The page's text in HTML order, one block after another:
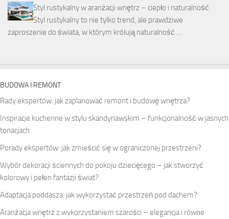
Styl rustykalny w aranżacji wnętrz – ciepło i naturalność
Styl rustykalny to nie tylko trend, ale prawdziwe
zaproszenie do świata, w którym królują naturalność …
BUDOWA I REMONT
Rady ekspertów: jak zaplanować remont i budowę wnętrza?
Inspiracje kuchenne w stylu skandynawskim – funkcjonalność w jasnych
tonacjach
Porady ekspertów: jak zmieścić się w ograniczonej przestrzeni?
Wybór dekoracji ściennych do pokoju dziecięcego – jak stworzyć
kolorowy i pełen fantazji świat?
Adaptacja poddasza: jak wykorzystać przestrzeń pod dachem?
Aranżacja wnętrz z wykorzystaniem szarości – elegancja i równe